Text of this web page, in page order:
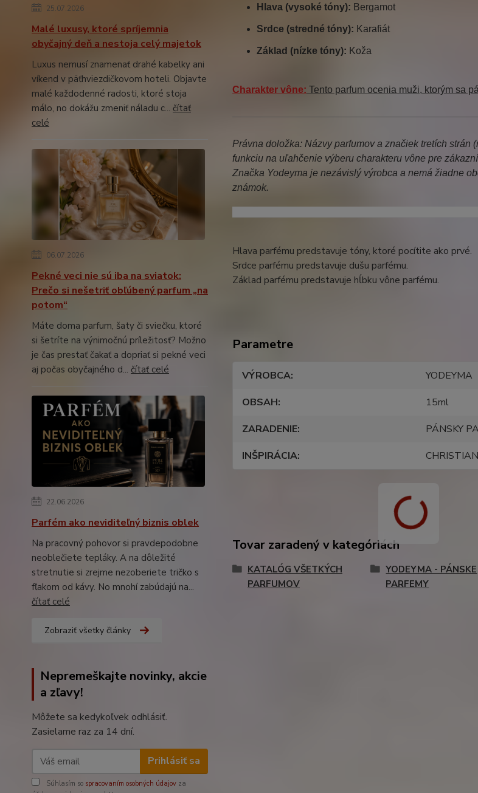
25.07.2026
Malé luxusy, ktoré spríjemnia
obyčajný deň a nestoja celý majetok
Luxus nemusí znamenať drahé kabelky ani
víkend v päťhviezdičkovom hoteli. Objavte
malé každodenné radosti, ktoré stoja
málo, no dokážu zmeniť náladu c... čítať
celé
06.07.2026
Pekné veci nie sú iba na sviatok:
Prečo si nešetriť obľúbený parfum „na
potom“
Máte doma parfum, šaty či sviečku, ktoré
si šetríte na výnimočnú príležitosť? Možno
je čas prestať čakať a dopriať si pekné veci
aj počas obyčajného d... čítať celé
22.06.2026
Parfém ako neviditeľný biznis oblek
Na pracovný pohovor si pravdepodobne
neoblečiete tepláky. A na dôležité
stretnutie si zrejme nezoberiete tričko s
fľakom od kávy. No mnohí zabúdajú na...
čítať celé
Zobraziť všetky články
Nepremeškajte novinky, akcie
a zľavy!
Môžete sa kedykoľvek odhlásiť.
Zasielame raz za 14 dní.
Prihlásiť sa
Súhlasím so spracovaním osobných údajov za
Hlava (vysoké tóny): Bergamot
Srdce (stredné tóny): Karafiát
Základ (nízke tóny): Koža
Charakter vône: Tento parfum ocenia muži, ktorým sa
Právna doložka: Názvy parfumov a značiek tretích
funkciu na uľahčenie výberu charakteru vône pre
Značka Yodeyma je nezávislý výrobca a nemá žiadne
známok.
Hlava parfému predstavuje tóny, ktoré pocítite ako prvé.
Srdce parfému predstavuje dušu parfému.
Základ parfému predstavuje hĺbku vône parfému.
Parametre
VÝROBCA
YODEYMA
OBSAH
15ml
ZARADENIE
PÁNSKY
INŠPIRÁCIA
Tovar zaradený v kategóriách
KATALÓG VŠETKÝCH
PARFUMOV
YODEYMA - PÁNSKE
PARFEMY